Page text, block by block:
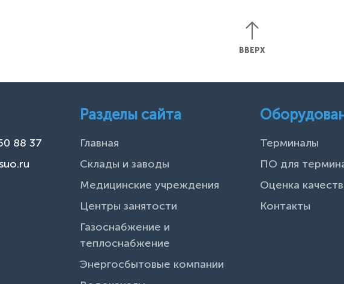
ВВЕРХ
88 37
Разделы сайта
Главная
Склады и заводы
Медицинские учреждения
Центры занятости
Газоснабжение и
теплоснабжение
Энергосбытовые компании
Терминалы
ПО для
Оценка
Контакты